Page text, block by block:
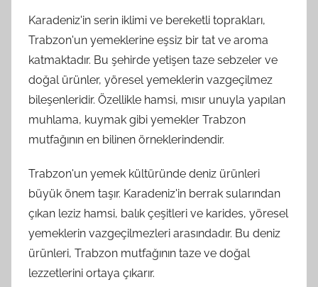
Karadeniz'in serin iklimi ve bereketli toprakları,
Trabzon'un yemeklerine eşsiz bir tat ve aroma
katmaktadır. Bu şehirde yetişen taze sebzeler ve
doğal ürünler, yöresel yemeklerin vazgeçilmez
bileşenleridir. Özellikle hamsi, mısır unuyla yapılan
muhlama, kuymak gibi yemekler Trabzon
mutfağının en bilinen örneklerindendir.
Trabzon'un yemek kültüründe deniz ürünleri
büyük önem taşır. Karadeniz'in berrak sularından
çıkan leziz hamsi, balık çeşitleri ve karides, yöresel
yemeklerin vazgeçilmezleri arasındadır. Bu deniz
ürünleri, Trabzon mutfağının taze ve doğal
lezzetlerini ortaya çıkarır.